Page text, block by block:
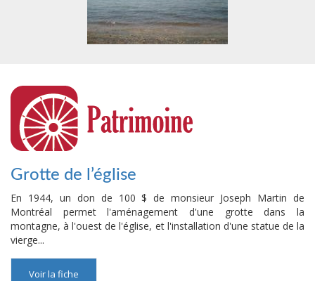
Grotte de l’église
En 1944, un don de 100 $ de monsieur Joseph Martin de
Montréal permet l'aménagement d'une grotte dans la
montagne, à l'ouest de l'église, et l'installation d'une statue de la
vierge...
Voir la fiche